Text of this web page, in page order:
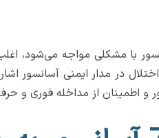
و اطمینان از مداخله فوری و